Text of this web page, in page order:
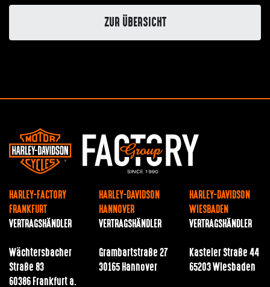
ZUR ÜBERSICHT
HARLEY-FACTORY
FRANKFURT
VERTRAGSHÄNDLER
Wächtersbacher
Straße 83
60386 Frankfurt a.
HARLEY-DAVIDSON
HANNOVER
VERTRAGSHÄNDLER
Grambartstraße 27
30165 Hannover
HARLEY-DAVIDSON
WIESBADEN
VERTRAGSHÄNDLER
Kasteler Straße 44
65203 Wiesbaden